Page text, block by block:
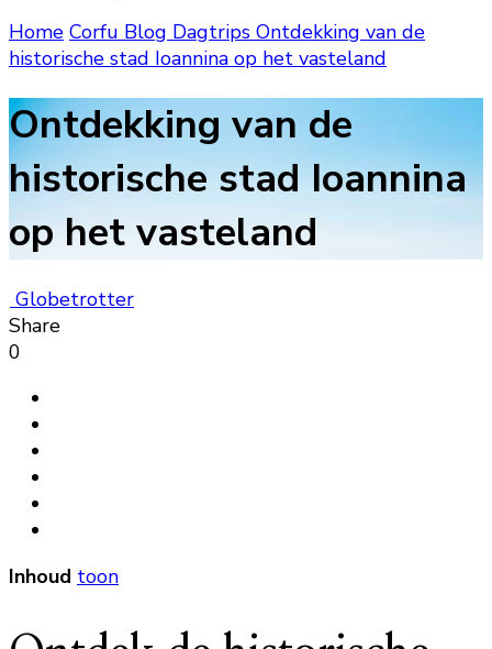
Home Corfu Blog Dagtrips Ontdekking van de
historische stad Ioannina op het vasteland
Ontdekking van de
historische stad Ioannina
op het vasteland
Globetrotter
Share
0
Inhoud toon